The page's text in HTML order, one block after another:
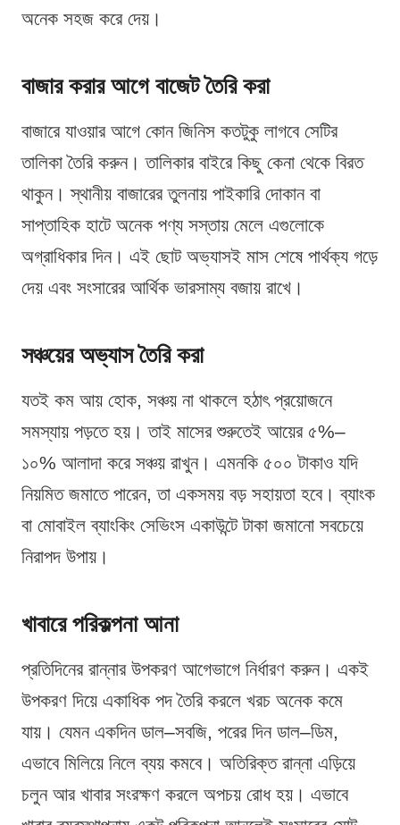
অনেক সহজ করে দেয়।
বাজার করার আগে বাজেট তৈরি করা
বাজারে যাওয়ার আগে কোন জিনিস কতটুকু লাগবে সেটির
তালিকা তৈরি করুন। তালিকার বাইরে কিছু কেনা থেকে বিরত
থাকুন। স্থানীয় বাজারের তুলনায় পাইকারি দোকান বা
সাপ্তাহিক হাটে অনেক পণ্য সস্তায় মেলে এগুলোকে
অগ্রাধিকার দিন। এই ছোট অভ্যাসই মাস শেষে পার্থক্য গড়ে
দেয় এবং সংসারের আর্থিক ভারসাম্য বজায় রাখে।
সঞ্চয়ের অভ্যাস তৈরি করা
যতই কম আয় হোক, সঞ্চয় না থাকলে হঠাৎ প্রয়োজনে
সমস্যায় পড়তে হয়। তাই মাসের শুরুতেই আয়ের ৫%–
১০% আলাদা করে সঞ্চয় রাখুন। এমনকি ৫০০ টাকাও যদি
নিয়মিত জমাতে পারেন, তা একসময় বড় সহায়তা হবে। ব্যাংক
বা মোবাইল ব্যাংকিং সেভিংস একাউন্টে টাকা জমানো সবচেয়ে
নিরাপদ উপায়।
খাবারে পরিকল্পনা আনা
প্রতিদিনের রান্নার উপকরণ আগেভাগে নির্ধারণ করুন। একই
উপকরণ দিয়ে একাধিক পদ তৈরি করলে খরচ অনেক কমে
যায়। যেমন একদিন ডাল–সবজি, পরের দিন ডাল–ডিম,
এভাবে মিলিয়ে নিলে ব্যয় কমবে। অতিরিক্ত রান্না এড়িয়ে
চলুন আর খাবার সংরক্ষণ করলে অপচয় রোধ হয়। এভাবে